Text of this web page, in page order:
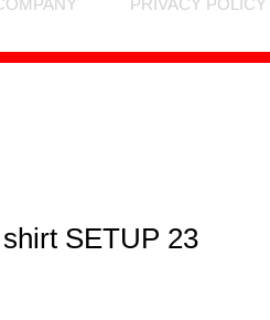
PRIVACY POLICY
SETUP 23